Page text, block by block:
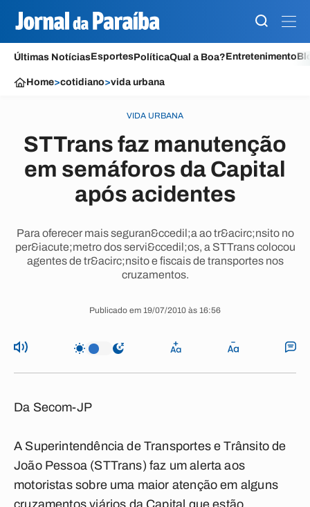
Últimas NotíciasEsportesPolíticaQual a Boa?Entretenimento
Home>cotidiano>vida urbana
VIDA URBANA
STTrans faz manutenção
em semáforos da Capital
após acidentes
Para oferecer mais seguran&ccedil;a ao tr&acirc;nsito no
per&iacute;metro dos servi&ccedil;os, a STTrans colocou
agentes de tr&acirc;nsito e fiscais de transportes nos
cruzamentos.
Publicado em 19/07/2010 às 16:56
Da Secom-JP
A Superintendência de Transportes e Trânsito de
João Pessoa (STTrans) faz um alerta aos
motoristas sobre uma maior atenção em alguns
cruzamentos viários da Capital que estão